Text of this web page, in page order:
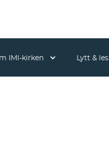
IMI-kirken Lytt & les